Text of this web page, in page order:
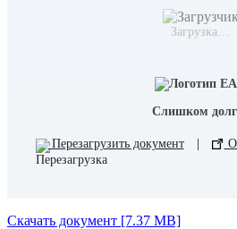
Загрузка…
Слишком
Перезагрузить документ |
Скачать документ [7.37 MB]